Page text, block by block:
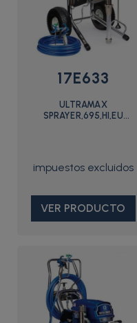
17E633
ULTRAMAX
SPRAYER,695,HI,EU
VER PRODUCTO